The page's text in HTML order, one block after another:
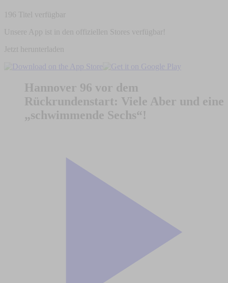
196 Titel verfügbar
Unsere App ist in den offiziellen Stores verfügbar!
Jetzt herunterladen
Hannover 96 vor dem
Rückrundenstart: Viele Aber und eine
„schwimmende Sechs“!